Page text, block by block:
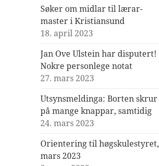
Søker om midlar til lærar-
master i Kristiansund
18. april 2023
Jan Ove Ulstein har disputert!
Nokre personlege notat
27. mars 2023
Utsynsmeldinga: Borten skrur
på mange knappar, samtidig
24. mars 2023
Orientering til høgskulestyret,
mars 2023